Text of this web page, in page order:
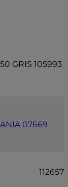
GRIS 105993
112657